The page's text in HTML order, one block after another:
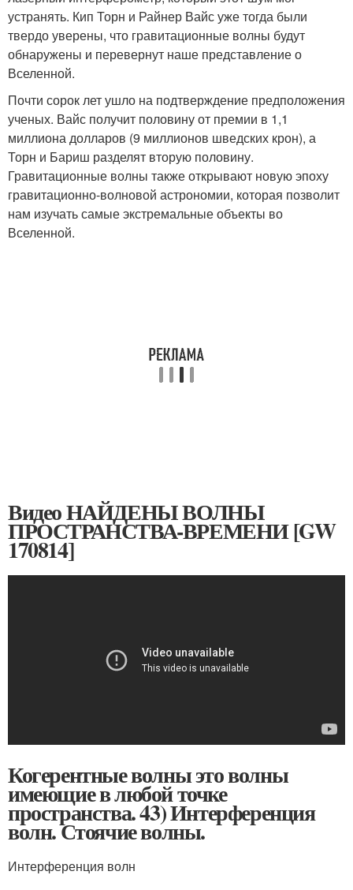
устранять. Кип Торн и Райнер Вайс уже тогда были
твердо уверены, что гравитационные волны будут
обнаружены и перевернут наше представление о
Вселенной.
Почти сорок лет ушло на подтверждение предположения
ученых. Вайс получит половину от премии в 1,1
миллиона долларов (9 миллионов шведских крон), а
Торн и Бариш разделят вторую половину.
Гравитационные волны также открывают новую эпоху
гравитационно-волновой астрономии, которая позволит
нам изучать самые экстремальные объекты во
Вселенной.
Видео НАЙДЕНЫ ВОЛНЫ
ПРОСТРАНСТВА-ВРЕМЕНИ [GW
170814]
Когерентные волны это волны
имеющие в любой точке
пространства. 43) Интерференция
волн. Стоячие волны.
Интерференция волн